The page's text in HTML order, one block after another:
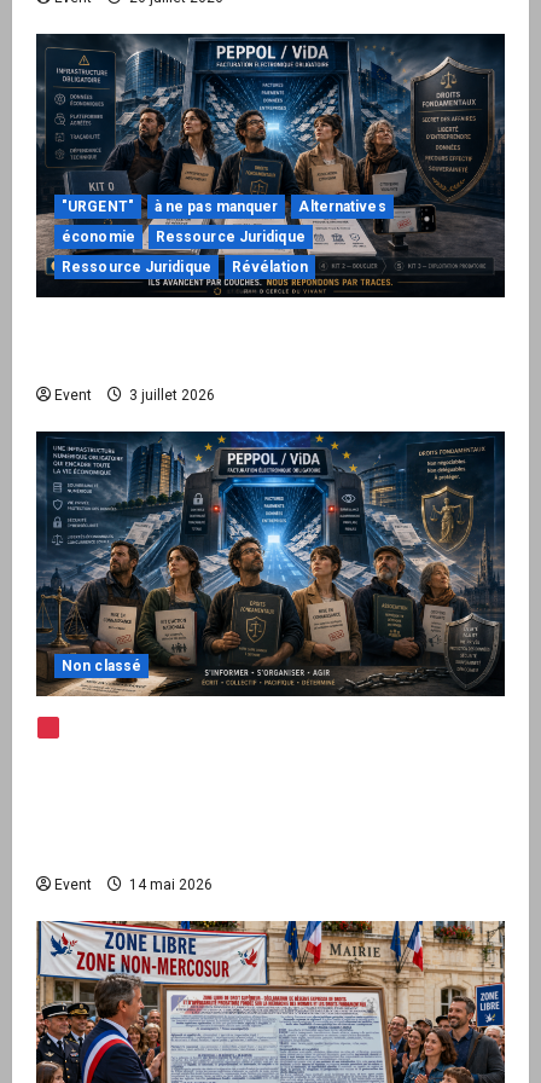
"URGENT" à ne pas manquer
Alternatives
économie
Ressource Juridique
Ressource Juridique
Révélation
Event 3 juillet 2026
Non classé
Event 14 mai 2026